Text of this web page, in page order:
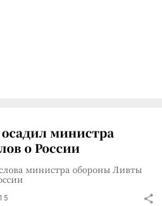
министра
о России
министра обороны Ливты
15